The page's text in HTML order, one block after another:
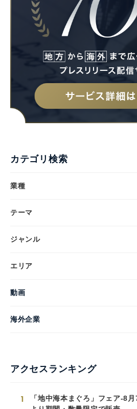
カテゴリ検索
業種
テーマ
ジャンル
エリア
動画
海外企業
アクセスランキング
1
「地中海本まぐろ」フェア-8月